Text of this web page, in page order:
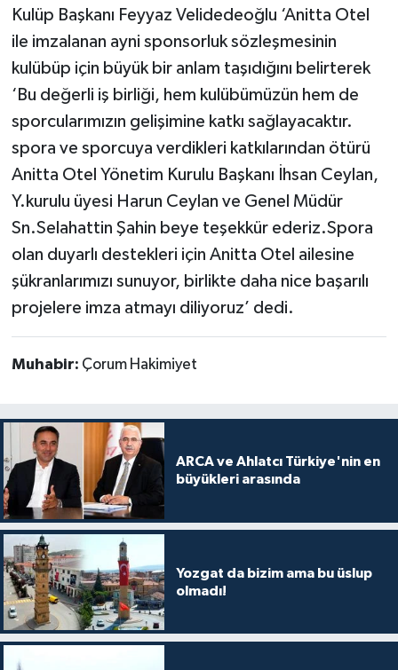
Kulüp Başkanı Feyyaz Velidedeoğlu ‘Anitta Otel
ile imzalanan ayni sponsorluk sözleşmesinin
kulübüp için büyük bir anlam taşıdığını belirterek
‘Bu değerli iş birliği, hem kulübümüzün hem de
sporcularımızın gelişimine katkı sağlayacaktır.
spora ve sporcuya verdikleri katkılarından ötürü
Anitta Otel Yönetim Kurulu Başkanı İhsan Ceylan,
Y.kurulu üyesi Harun Ceylan ve Genel Müdür
Sn.Selahattin Şahin beye teşekkür ederiz.Spora
olan duyarlı destekleri için Anitta Otel ailesine
şükranlarımızı sunuyor, birlikte daha nice başarılı
projelere imza atmayı diliyoruz’ dedi.
Muhabir: Çorum Hakimiyet
ARCA ve Ahlatcı Türkiye'nin en
büyükleri arasında
Yozgat da bizim ama bu üslup
olmadı!